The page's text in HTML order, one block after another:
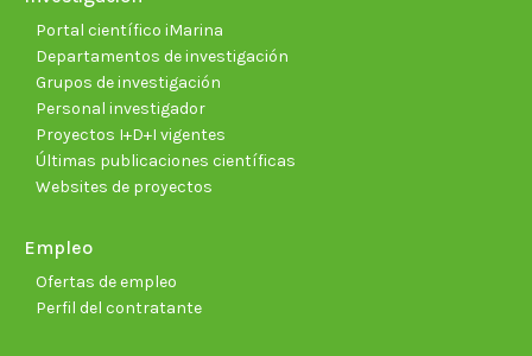
Portal científico iMarina
Departamentos de investigación
Grupos de investigación
Personal investigador
Proyectos I+D+I vigentes
Últimas publicaciones científicas
Websites de proyectos
Empleo
Ofertas de empleo
Perfil del contratante